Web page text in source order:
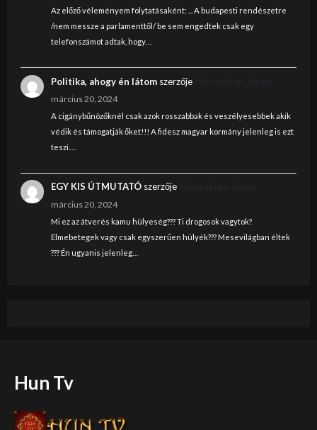
Az előző véleményem folytatásaként: ... A budapesti rendészetre
/nem messze a parlamenttől/ be sem engedtek csak egy
telefonszámot adtak, hogy…
Politika, ahogy én látomszerzője
március 20, 2024
A cigánybűnözőknél csak azok rosszabbak és veszélyesebbek akik
védik és támogatják őket!!! A fidesz magyar kormány jelenleg is ezt
teszi.…
EGY KIS ÚTMUTATÓszerzője
március 20, 2024
Mi ez az átverés kamu hülyeség??? Ti drogosok vagytok?
Elmebetegek vagy csak egyszerűen hülyék??? Mesevilágban éltek
??? Én ugyanis jelenleg…
Hun Tv